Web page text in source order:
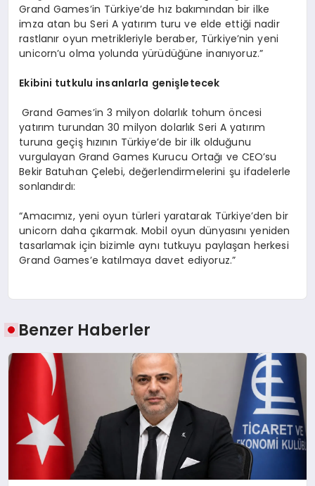
Grand Games’in Türkiye’de hız bakımından bir ilke
imza atan bu Seri A yatırım turu ve elde ettiği nadir
rastlanır oyun metrikleriyle beraber, Türkiye’nin yeni
unicorn’u olma yolunda yürüdüğüne inanıyoruz.”
Ekibini tutkulu insanlarla genişletecek
Grand Games’in 3 milyon dolarlık tohum öncesi
yatırım turundan 30 milyon dolarlık Seri A yatırım
turuna geçiş hızının Türkiye’de bir ilk olduğunu
vurgulayan Grand Games Kurucu Ortağı ve CEO’su
Bekir Batuhan Çelebi, değerlendirmelerini şu ifadelerle
sonlandırdı:
“Amacımız, yeni oyun türleri yaratarak Türkiye’den bir
unicorn daha çıkarmak. Mobil oyun dünyasını yeniden
tasarlamak için bizimle aynı tutkuyu paylaşan herkesi
Grand Games’e katılmaya davet ediyoruz.”
Benzer Haberler